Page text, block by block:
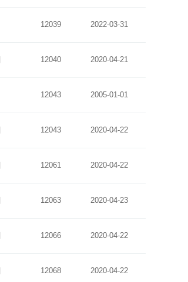
12039 2022-03-31
12040 2020-04-21
12043 2005-01-01
12043 2020-04-22
12061 2020-04-22
12063 2020-04-23
12066 2020-04-22
12068 2020-04-22